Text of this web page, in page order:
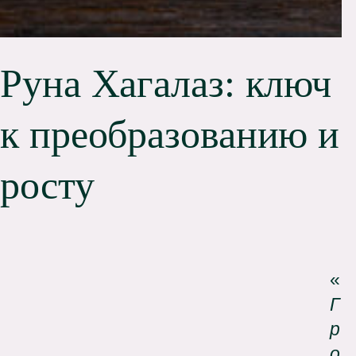
Руна Хагалаз: ключ
к преобразованию и
росту
Г
р